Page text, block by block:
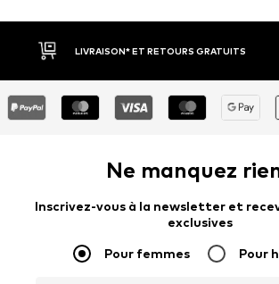
LIVRAISON* ET RETOURS GRATUITS
Ne manquez
Inscrivez-vous à la newsletter et
exclusives
Pour femmes Pour